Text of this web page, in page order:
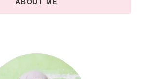
ABOUT ME